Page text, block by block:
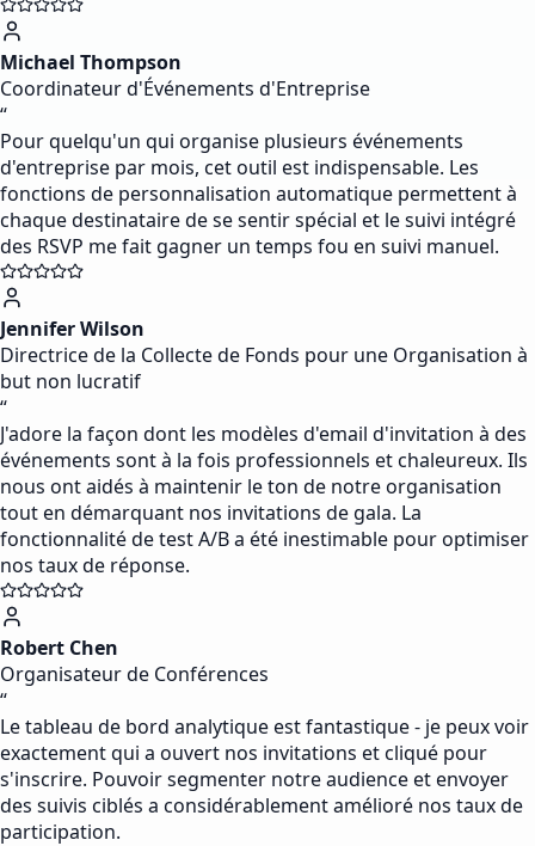
Michael Thompson
Coordinateur d'Événements d'Entreprise
“
Pour quelqu'un qui organise plusieurs événements
d'entreprise par mois, cet outil est indispensable. Les
fonctions de personnalisation automatique permettent à
chaque destinataire de se sentir spécial et le suivi intégré
des RSVP me fait gagner un temps fou en suivi manuel.
Jennifer Wilson
Directrice de la Collecte de Fonds pour une Organisation à
but non lucratif
“
J'adore la façon dont les modèles d'email d'invitation à des
événements sont à la fois professionnels et chaleureux. Ils
nous ont aidés à maintenir le ton de notre organisation
tout en démarquant nos invitations de gala. La
fonctionnalité de test A/B a été inestimable pour optimiser
nos taux de réponse.
Robert Chen
Organisateur de Conférences
“
Le tableau de bord analytique est fantastique - je peux voir
exactement qui a ouvert nos invitations et cliqué pour
s'inscrire. Pouvoir segmenter notre audience et envoyer
des suivis ciblés a considérablement amélioré nos taux de
participation.